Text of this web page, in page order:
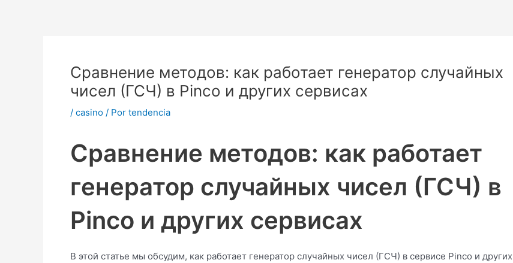
Сравнение методов: как работает генератор случайных
чисел (ГСЧ) в Pinco и других сервисах
/ casino / Por tendencia
Сравнение методов: как работает
генератор случайных чисел (ГСЧ) в
Pinco и других сервисах
В этой статье мы обсудим, как работает генератор случайных чисел (ГСЧ) в сервисе Pinco и других